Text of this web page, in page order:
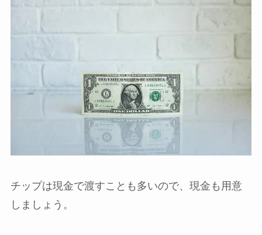
チップは現金で渡すことも多いので、現金も用意
しましょう。